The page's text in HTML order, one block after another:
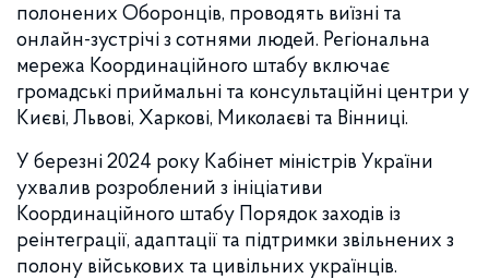
полонених Оборонців, проводять виїзні та
онлайн-зустрічі з сотнями людей. Регіональна
мережа Координаційного штабу включає
громадські приймальні та консультаційні центри у
Києві, Львові, Харкові, Миколаєві та Вінниці.
У березні 2024 року Кабінет міністрів України
ухвалив розроблений з ініціативи
Координаційного штабу Порядок заходів із
реінтеграції, адаптації та підтримки звільнених з
полону військових та цивільних українців.